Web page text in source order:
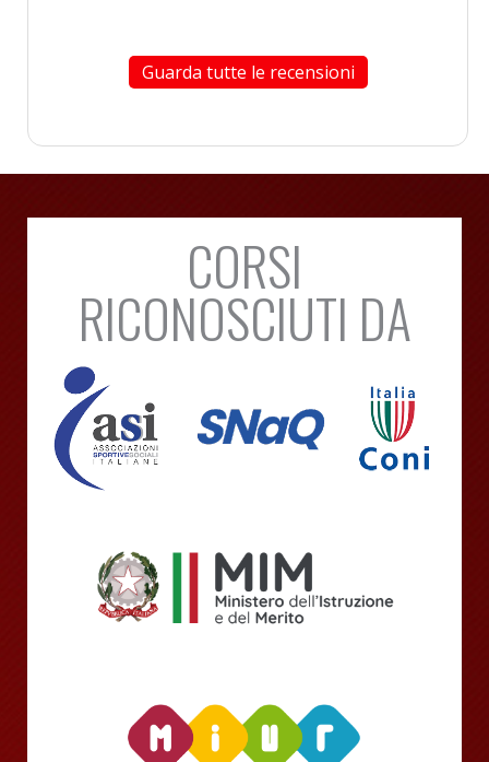
Guarda tutte le recensioni
CORSI
RICONOSCIUTI DA